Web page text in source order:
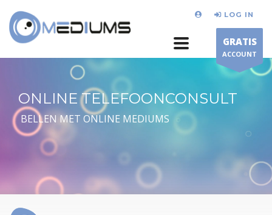
LOG IN
GRATIS
ACCOUNT
ONLINE TELEFOONCONSULT
BELLEN MET ONLINE MEDIUMS